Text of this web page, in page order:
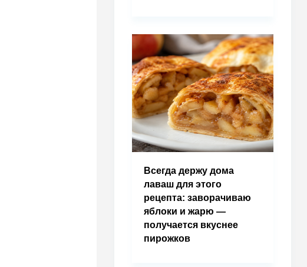
Всегда держу дома
лаваш для этого
рецепта: заворачиваю
яблоки и жарю —
получается вкуснее
пирожков